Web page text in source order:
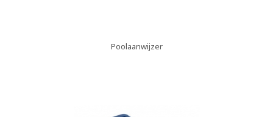
Poolaanwijzer